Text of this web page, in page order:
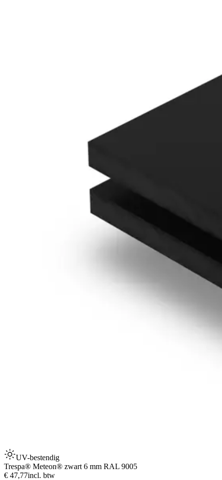
UV-bestendig
Trespa® Meteon® zwart 6 mm RAL 9005
€ 47,77incl. btw